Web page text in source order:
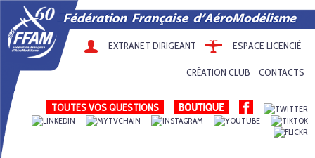
EXTRANET DIRIGEANT ESPACE LICENCIÉ
CRÉATION CLUB CONTACTS
TOUTES VOS QUESTIONS